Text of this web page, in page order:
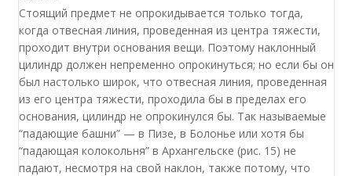
Стоящий предмет не опрокидывается только тогда,
когда отвесная линия, проведенная из центра тяжести,
проходит внутри основания вещи. Поэтому наклонный
цилиндр должен непременно опрокинуться; но если бы он
был настолько широк, что отвесная линия, проведенная
из его центра тяжести, проходила бы в пределах его
основания, цилиндр не опрокинулся бы. Так называемые
“падающие башни” — в Пизе, в Болонье или хотя бы
“падающая колокольня” в Архангельске (рис. 15) не
падают, несмотря на свой наклон, также потому, что